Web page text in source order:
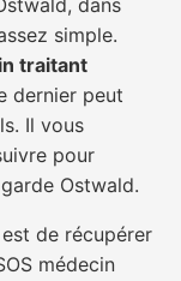
dans
simple.
traitant
dernier peut
Il vous
pour
Ostwald.
de récupérer
médecin